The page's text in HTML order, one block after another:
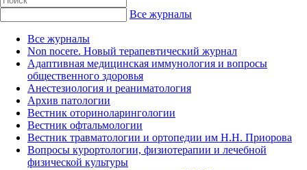
Все журналы
Все журналы
Non nocere. Новый терапевтический журнал
Адаптивная медицинская иммунология и вопросы
общественного здоровья
Анестезиология и реаниматология
Архив патологии
Вестник оториноларингологии
Вестник офтальмологии
Вестник травматологии и ортопедии им Н.Н. Приорова
Вопросы курортологии, физиотерапии и лечебной
физической культуры